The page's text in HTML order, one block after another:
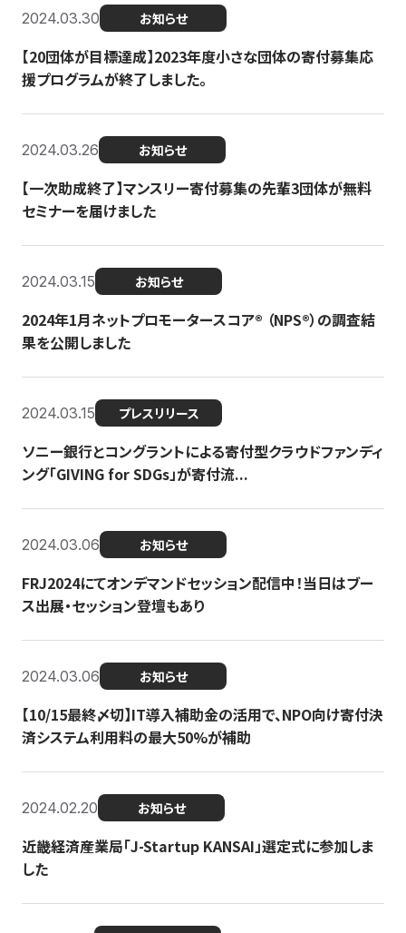
2024.03.30 お知らせ
【20団体が目標達成】2023年度小さな団体の寄付募集応
援プログラムが終了しました。
2024.03.26 お知らせ
【一次助成終了】マンスリー寄付募集の先輩3団体が無料
セミナーを届けました
2024.03.15 お知らせ
2024年1月ネットプロモータースコア®︎ （NPS®︎）の調査結
果を公開しました
2024.03.15 プレスリリース
ソニー銀行とコングラントによる寄付型クラウドファンディ
ング「GIVING for SDGs」が寄付流...
2024.03.06 お知らせ
FRJ2024にてオンデマンドセッション配信中！当日はブー
ス出展・セッション登壇もあり
2024.03.06 お知らせ
【10/15最終〆切】IT導入補助金の活用で、NPO向け寄付決
済システム利用料の最大50%が補助
2024.02.20 お知らせ
近畿経済産業局「J-Startup KANSAI」選定式に参加しま
した